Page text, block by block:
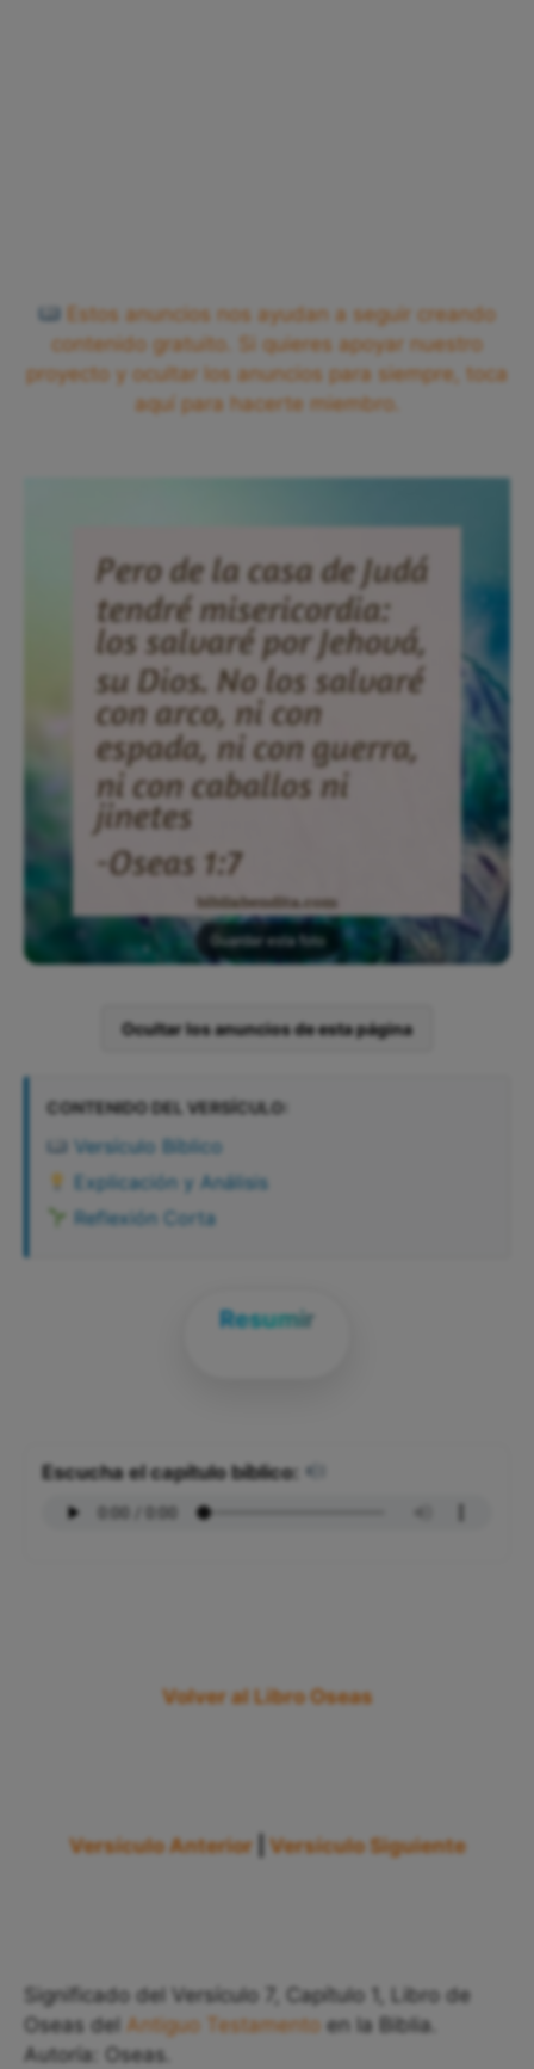
Estos anuncios nos ayudan a seguir creando
contenido gratuito. Si quieres apoyar nuestro
proyecto y ocultar los anuncios para siempre, toca
aquí para hacerte miembro.
Guardar esta foto
Ocultar los anuncios de esta página
CONTENIDO DEL VERSÍCULO:
Versículo Bíblico
Explicación y Análisis
Reflexión Corta
Resumir
Escucha el capítulo bíblico:
Volver al Libro Oseas
Versículo Anterior Versículo Siguiente
Significado del Versículo 7, Capítulo 1, Libro de
Oseas del Antiguo Testamento en la Biblia.
Autoría: Oseas.